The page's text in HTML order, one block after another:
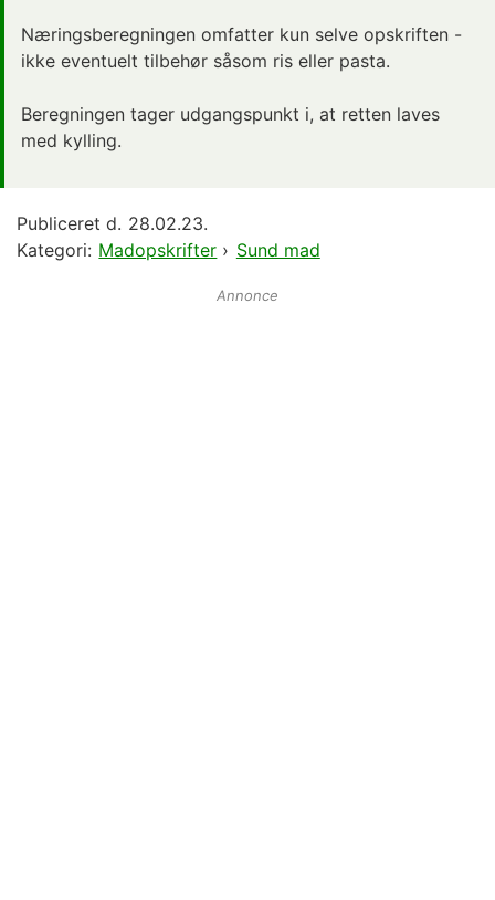
Næringsberegningen omfatter kun selve opskriften -
ikke eventuelt tilbehør såsom ris eller pasta.
Beregningen tager udgangspunkt i, at retten laves
med kylling.
Publiceret d. 28.02.23.
Kategori: Madopskrifter › Sund mad
Annonce